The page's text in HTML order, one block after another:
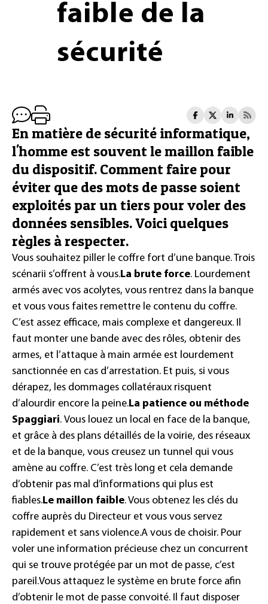
faible de la
sécurité
En matière de sécurité informatique,
l'homme est souvent le maillon faible
du dispositif. Comment faire pour
éviter que des mots de passe soient
exploités par un tiers pour voler des
données sensibles. Voici quelques
règles à respecter.
Vous souhaitez piller le coffre fort d’une banque. Trois
scénarii s’offrent à vous.La brute force. Lourdement
armés avec vos acolytes, vous rentrez dans la banque
et vous vous faites remettre le contenu du coffre.
C’est assez efficace, mais complexe et dangereux. Il
faut monter une bande avec des rôles, obtenir des
armes, et l’attaque à main armée est lourdement
sanctionnée en cas d’arrestation. Et puis, si vous
dérapez, les dommages collatéraux risquent
d’alourdir encore la peine.La patience ou méthode
Spaggiari. Vous louez un local en face de la banque,
et grâce à des plans détaillés de la voirie, des réseaux
et de la banque, vous creusez un tunnel qui vous
amène au coffre. C’est très long et cela demande
d’obtenir pas mal d’informations qui plus est
fiables.Le maillon faible. Vous obtenez les clés du
coffre auprès du Directeur et vous vous servez
rapidement et sans violence.A vous de choisir. Pour
voler une information précieuse chez un concurrent
qui se trouve protégée par un mot de passe, c’est
pareil.Vous attaquez le système en brute force afin
d’obtenir le mot de passe convoité. Il faut disposer